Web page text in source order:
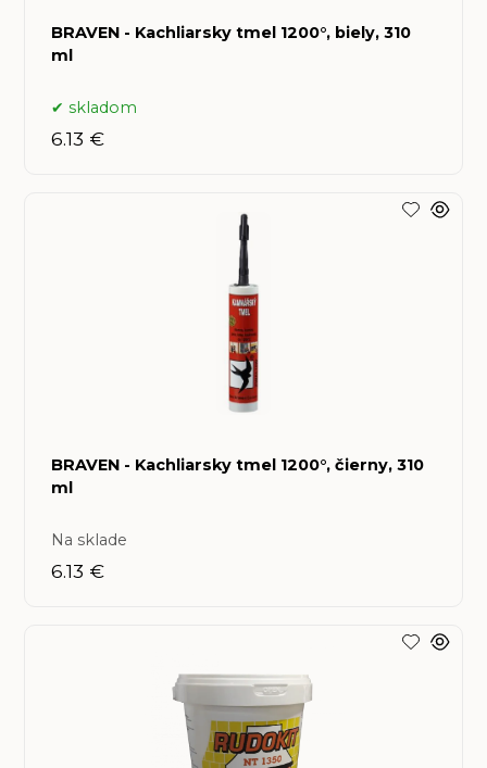
BRAVEN - Kachliarsky tmel 1200°, biely, 310
ml
skladom
6.13 €
BRAVEN - Kachliarsky tmel 1200°, čierny, 310
ml
Na sklade
6.13 €